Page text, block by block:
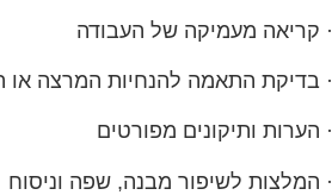
· קריאה מעמיקה של העבודה
· בדיקת התאמה להנחיות המרצה או
· הערות ותיקונים מפורטים
· המלצות לשיפור מבנה, שפה וניסוח